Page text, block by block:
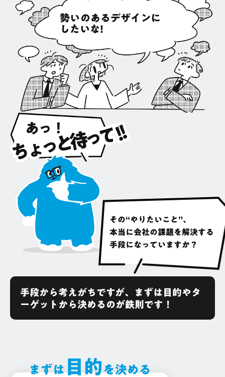
勢いのあるデザインに
したいな!
あっ！
ちょっと待って!!
その“やりたいこと”、
本当に会社の課題を解決する
手段になっていますか？
手段から考えがちですが、まずは目的やタ
ーゲットから決めるのが鉄則です！
まずは 目的 を決める